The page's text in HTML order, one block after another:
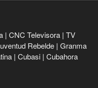
| CNC Televisora | TV
Rebelde | Granma
| Cubasi | Cubahora